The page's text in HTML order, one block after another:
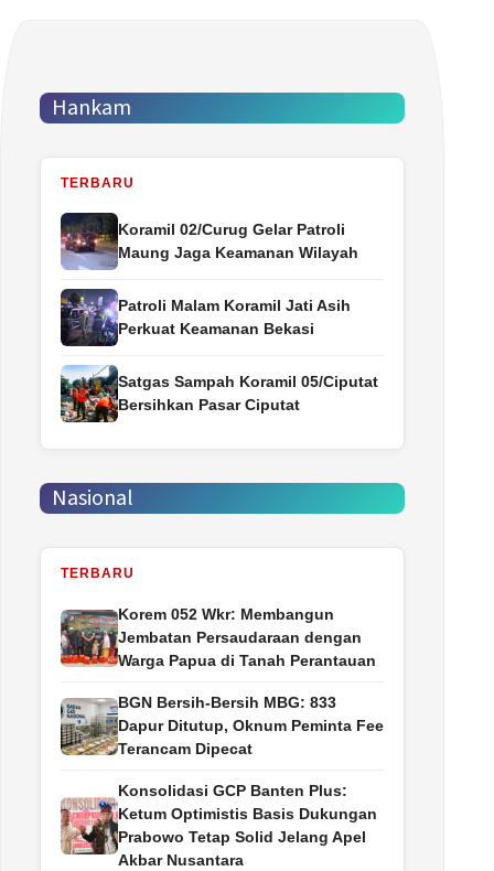
Hankam
TERBARU
Koramil 02/Curug Gelar Patroli
Maung Jaga Keamanan Wilayah
Patroli Malam Koramil Jati Asih
Perkuat Keamanan Bekasi
Satgas Sampah Koramil 05/Ciputat
Bersihkan Pasar Ciputat
Nasional
TERBARU
Korem 052 Wkr: Membangun
Jembatan Persaudaraan dengan
Warga Papua di Tanah Perantauan
BGN Bersih-Bersih MBG: 833
Dapur Ditutup, Oknum Peminta Fee
Terancam Dipecat
Konsolidasi GCP Banten Plus:
Ketum Optimistis Basis Dukungan
Prabowo Tetap Solid Jelang Apel
Akbar Nusantara